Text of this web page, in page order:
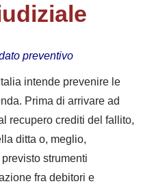
preventivo
intende prevenire le
Prima di arrivare ad
recupero crediti del fallito,
ditta o, meglio,
strumenti
fra debitori e